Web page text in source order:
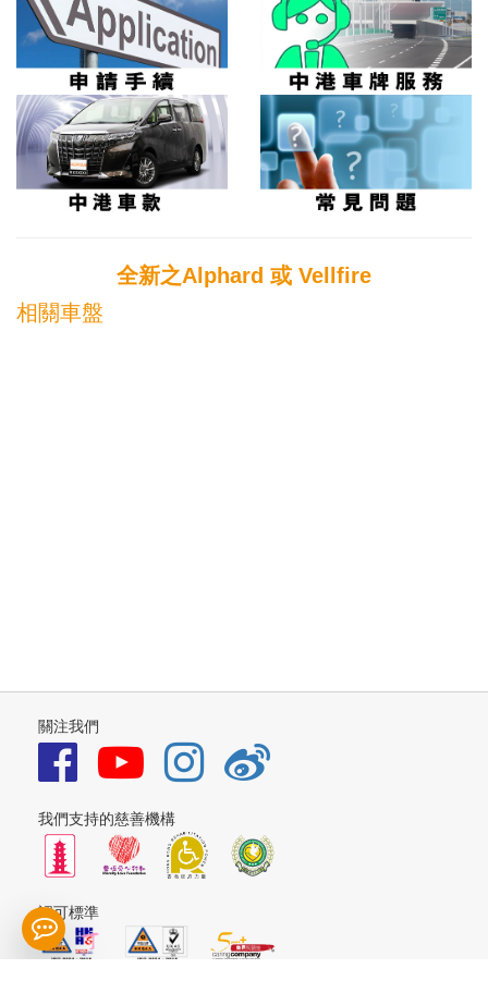
全新之Alphard 或 Vellfire
相關車盤
關注我們
我們支持的慈善機構
認可標準